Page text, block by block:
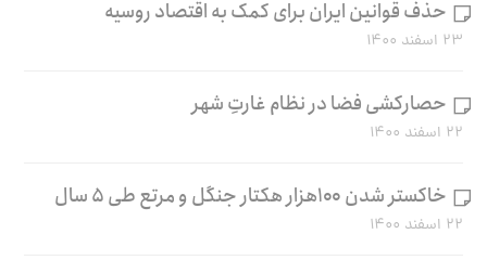
حذف قوانین ایران برای کمک به اقتصاد روسیه
۲۳ اسفند ۱۴۰۰
حصارکشی فضا در نظام غارتِ شهر
۲۲ اسفند ۱۴۰۰
خاکستر شدن ۱۰۰هزار هکتار جنگل و مرتع طی ۵ سال
۲۲ اسفند ۱۴۰۰